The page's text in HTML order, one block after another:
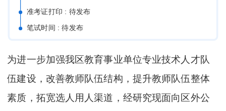
准考证打印 : 待发布
笔试时间 : 待发布
为进一步加强我区教育事业单位专业技术人才队
伍建设，改善教师队伍结构，提升教师队伍整体
素质，拓宽选人用人渠道，经研究现面向区外公